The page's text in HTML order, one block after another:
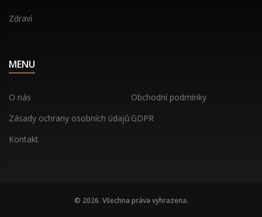
Zdraví
MENU
O nás
Obchodní podmínky
Zásady ochrany osobních údajů GDPR
Kontakt
© 2026. Všechna práva vyhrazena.